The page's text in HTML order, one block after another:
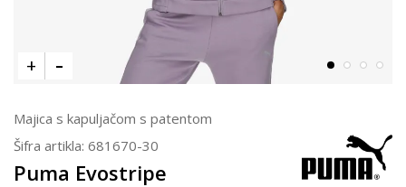
Majica s kapuljačom s patentom
Šifra artikla: 681670-30
Puma Evostripe